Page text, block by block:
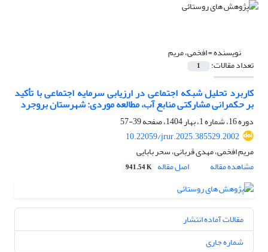
نویسنده =افخمی، مریم
تعداد مقالات: 1
کاربرد تحلیل شبکه اجتماعی در ارزیابی سرمایه اجتماعی با تأکید
بر حکمرانی مشارکتی منابع آب، مطالعه موردی: شهرستان بروجرد
دوره 16، شماره 1، بهار 1404، صفحه
39-57
10.22059/jrur.2025.385529.2002
مریم افخمی، مهدی قربانی، سحر بابایی
مشاهده مقاله
اصل مقاله 941.54 K
مقالات آماده انتشار
شماره جاری